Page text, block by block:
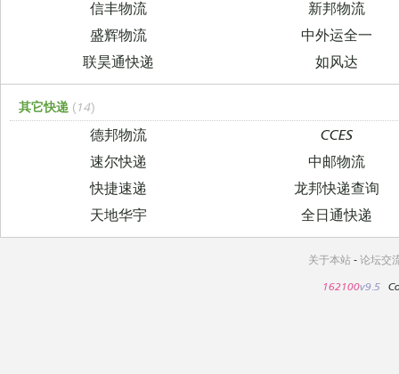
信丰物流
新邦物流
盛辉物流
中外运全一
联昊通快递
如风达
其它快递 (14)
德邦物流
CCES
速尔快递
中邮物流
快捷速递
龙邦快递查询
天地华宇
全日通快递
关于本站- 论坛交
162100v9.5